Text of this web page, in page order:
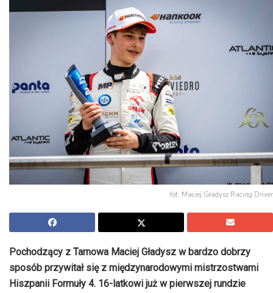
fot. Maciej Gładysz Racing Driver
Pochodzący z Tarnowa Maciej Gładysz w bardzo dobrzy
sposób przywitał się z międzynarodowymi mistrzostwami
Hiszpanii Formuły 4. 16-latkowi już w pierwszej rundzie